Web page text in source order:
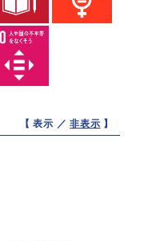
【 表示 ／非表示 】